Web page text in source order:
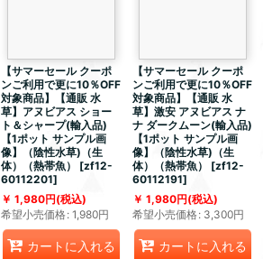
【サマーセール クーポ
ンご利用で更に10％OFF
対象商品】【通販 水
草】アヌビアス ショー
ト＆シャープ(輸入品)
【1ポット サンプル画
像】（陰性水草)（生
体）（熱帯魚）
[zf12-
60112201]
1,980円(税込)
希望小売価格: 1,980円
カートに入れる
【サマーセール クーポ
ンご利用で更に10％OFF
対象商品】【通販 水
草】激安 アヌビアス ナ
ナ ダークムーン(輸入品)
【1ポット サンプル画
像】（陰性水草)（生
体）（熱帯魚）
[zf12-
60112191]
1,980円(税込)
希望小売価格: 3,300円
カートに入れる